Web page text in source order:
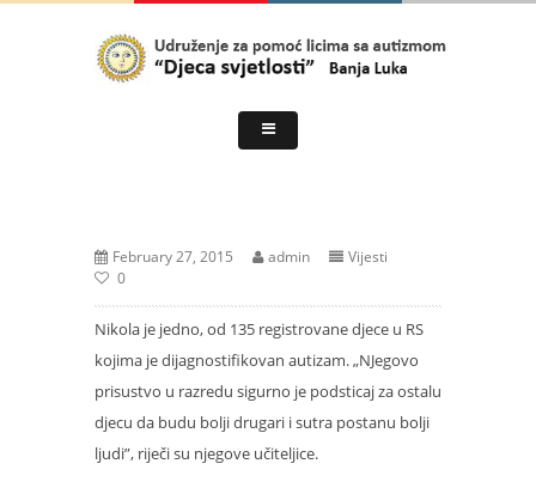
February 27, 2015 admin
Vijesti
0
Nikola je jedno, od 135 registrovane djece u RS
kojima je dijagnostifikovan autizam. „NJegovo
prisustvo u razredu sigurno je podsticaj za ostalu
djecu da budu bolji drugari i sutra postanu bolji
ljudi”, riječi su njegove učiteljice.